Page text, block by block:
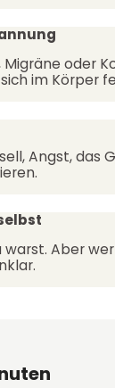
Migräne oder
im Körper
Angst, das
warst. Aber